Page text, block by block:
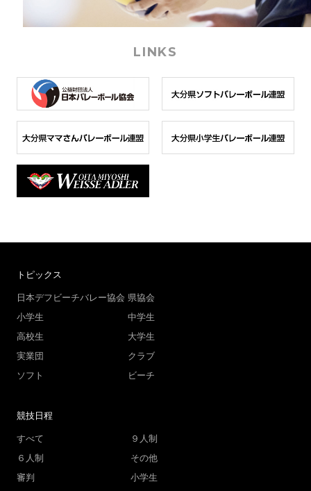
LINKS
トピックス
日本デフビーチバレー協会 県協会
小学生
中学生
高校生
大学生
実業団
クラブ
ソフト
ビーチ
競技日程
すべて
９人制
６人制
その他
審判
小学生